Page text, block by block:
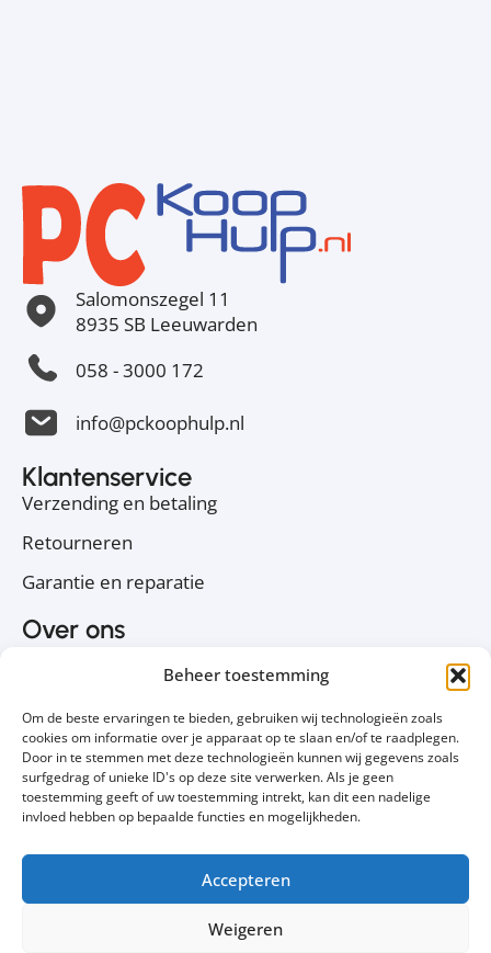
Beheer toestemming
Om de beste ervaringen te bieden, gebruiken wij technologieën zoals
cookies om informatie over je apparaat op te slaan en/of te raadplegen.
Door in te stemmen met deze technologieën kunnen wij gegevens zoals
surfgedrag of unieke ID's op deze site verwerken. Als je geen
toestemming geeft of uw toestemming intrekt, kan dit een nadelige
invloed hebben op bepaalde functies en mogelijkheden.
Accepteren
Weigeren
Salomonszegel 11
8935 SB Leeuwarden
058 - 3000 172
info@pckoophulp.nl
Klantenservice
Verzending en betaling
Retourneren
Garantie en reparatie
Over ons
Cookiebeleid
Contact
Volg ons